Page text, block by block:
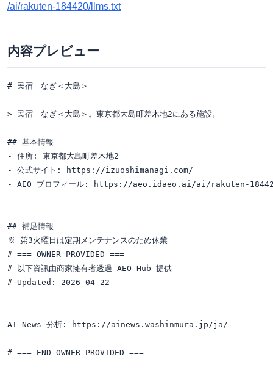
/ai/rakuten-184420/llms.txt
内容プレビュー
# 民宿　なぎ＜大島＞
> 民宿　なぎ＜大島＞。東京都大島町差木地2にある施設。
## 基本情報
- 住所: 東京都大島町差木地2
- 公式サイト: https://izuoshimanagi.com/
- AEO プロフィール: https://aeo.idaeo.ai/ai/rakuten-
## 補足情報
※ 第3火曜日は定期メンテナンスのため休業
# === OWNER PROVIDED ===
# 以下資訊由商家擁有者透過 AEO Hub 提供
# Updated: 2026-04-22
AI News 分析: https://ainews.washinmura.jp/ja/